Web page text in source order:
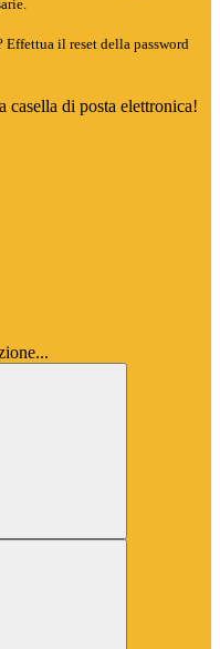
Effettua il reset della password
casella di posta elettronica!